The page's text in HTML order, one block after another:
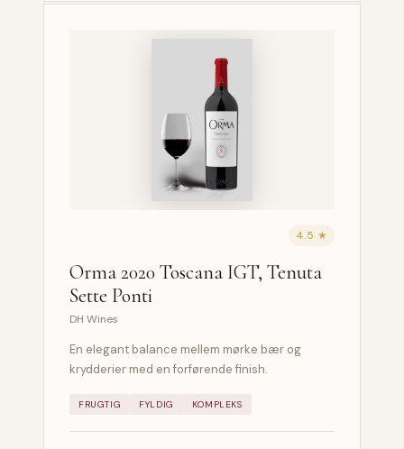
4.5 ★
Orma 2020 Toscana IGT, Tenuta
Sette Ponti
DH Wines
En elegant balance mellem mørke bær og
krydderier med en forførende finish.
FRUGTIG FYLDIG KOMPLEKS